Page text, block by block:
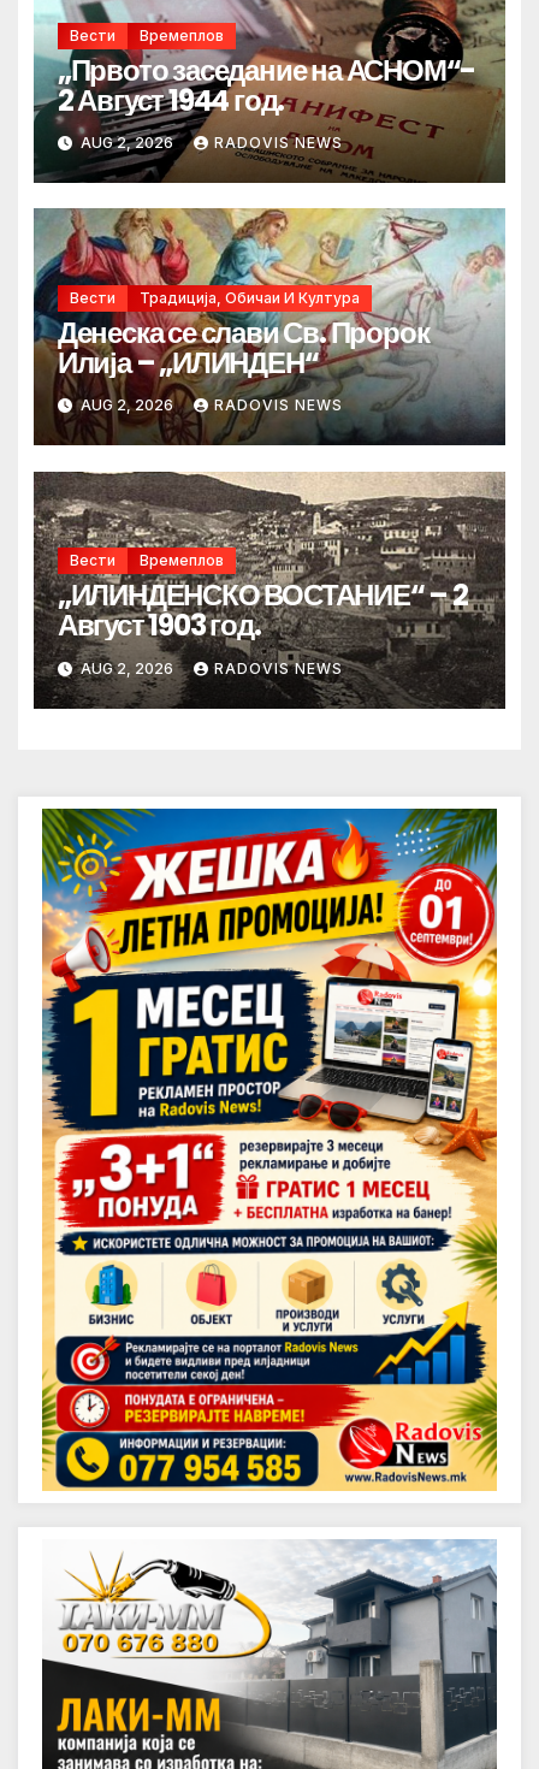
Вести Времеплов
„Првото заседание на АСНОМ“-
2 Август 1944 год.
AUG 2, 2026 RADOVIS NEWS
Вести Традиција, Обичаи И Култура
Денеска се слави Св. Пророк
Илија – „ИЛИНДЕН“
AUG 2, 2026 RADOVIS NEWS
Вести Времеплов
„ИЛИНДЕНСКО ВОСТАНИЕ“ – 2
Август 1903 год.
AUG 2, 2026 RADOVIS NEWS